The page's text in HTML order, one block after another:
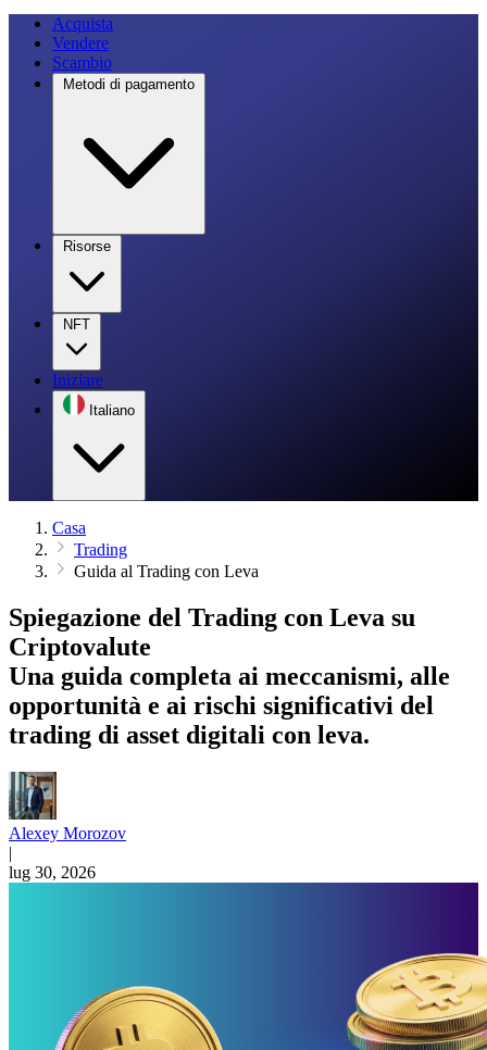
Acquista
Vendere
Scambio
Metodi di pagamento
Risorse
NFT
Iniziare
Italiano
Casa
Trading
Guida al Trading con Leva
Spiegazione del Trading con Leva su
Criptovalute
Una guida completa ai meccanismi, alle
opportunità e ai rischi significativi del
trading di asset digitali con leva.
Alexey Morozov
|
lug 30, 2026